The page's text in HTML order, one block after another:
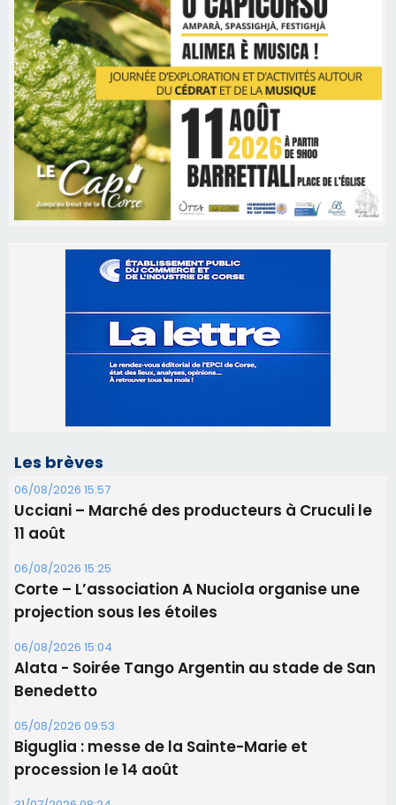
06/08/2026 15:57
Ucciani – Marché des producteurs à Cruculi le
Corte – L’association A Nuciola organise une
projection sous les étoiles
06/08/2026 15:04
Alata - Soirée Tango Argentin au stade de San
Benedetto
05/08/2026 09:53
Biguglia : messe de la Sainte-Marie et
procession le 14 août
31/07/2026 08:24
Tennis - Début ce week-end du tournoi du
RCPV
31/07/2026 08:22
82ème anniversaire de la disparition du
Commandant Antoine de Saint Exupery